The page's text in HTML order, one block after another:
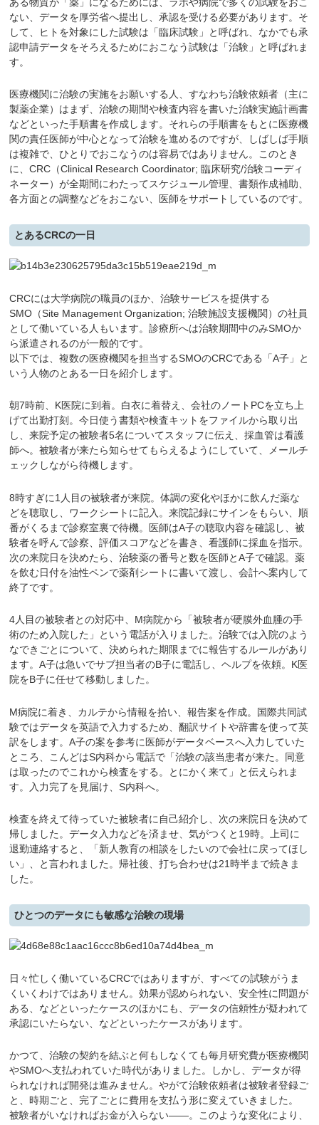
ない、データを厚労省へ提出し、承認を受ける必要があります。そ
して、ヒトを対象にした試験は「臨床試験」と呼ばれ、なかでも承
認申請データをそろえるためにおこなう試験は「治験」と呼ばれま
す。
医療機関に治験の実施をお願いする人、すなわち治験依頼者（主に
製薬企業）はまず、治験の期間や検査内容を書いた治験実施計画書
などといった手順書を作成します。それらの手順書をもとに医療機
関の責任医師が中心となって治験を進めるのですが、しばしば手順
は複雑で、ひとりでおこなうのは容易ではありません。このとき
に、CRC（Clinical Research Coordinator; 臨床研究/治験コーディ
ネーター）が全期間にわたってスケジュール管理、書類作成補助、
各方面との調整などをおこない、医師をサポートしているのです。
とあるCRCの一日
CRCには大学病院の職員のほか、治験サービスを提供する
SMO（Site Management Organization; 治験施設支援機関）の社員
として働いている人もいます。診療所へは治験期間中のみSMOか
ら派遣されるのが一般的です。
以下では、複数の医療機関を担当するSMOのCRCである「A子」と
いう人物のとある一日を紹介します。
朝7時前、K医院に到着。白衣に着替え、会社のノートPCを立ち上
げて出勤打刻。今日使う書類や検査キットをファイルから取り出
し、来院予定の被験者5名についてスタッフに伝え、採血管は看護
師へ。被験者が来たら知らせてもらえるようにしていて、メールチ
ェックしながら待機します。
8時すぎに1人目の被験者が来院。体調の変化やほかに飲んだ薬な
どを聴取し、ワークシートに記入。来院記録にサインをもらい、順
番がくるまで診察室裏で待機。医師はA子の聴取内容を確認し、被
験者を呼んで診察、評価スコアなどを書き、看護師に採血を指示。
次の来院日を決めたら、治験薬の番号と数を医師とA子で確認。薬
を飲む日付を油性ペンで薬剤シートに書いて渡し、会計へ案内して
終了です。
4人目の被験者との対応中、M病院から「被験者が硬膜外血腫の手
術のため入院した」という電話が入りました。治験では入院のよう
なできごとについて、決められた期限までに報告するルールがあり
ます。A子は急いでサブ担当者のB子に電話し、ヘルプを依頼。K医
院をB子に任せて移動しました。
M病院に着き、カルテから情報を拾い、報告案を作成。国際共同試
験ではデータを英語で入力するため、翻訳サイトや辞書を使って英
訳をします。A子の案を参考に医師がデータベースへ入力していた
ところ、こんどはS内科から電話で「治験の該当患者が来た。同意
は取ったのでこれから検査をする。とにかく来て」と伝えられま
す。入力完了を見届け、S内科へ。
検査を終えて待っていた被験者に自己紹介し、次の来院日を決めて
帰しました。データ入力などを済ませ、気がつくと19時。上司に
退勤連絡すると、「新人教育の相談をしたいので会社に戻ってほし
い」、と言われました。帰社後、打ち合わせは21時半まで続きま
した。
ひとつのデータにも敏感な治験の現場
日々忙しく働いているCRCではありますが、すべての試験がうま
くいくわけではありません。効果が認められない、安全性に問題が
ある、などといったケースのほかにも、データの信頼性が疑われて
承認にいたらない、などといったケースがあります。
かつて、治験の契約を結ぶと何もしなくても毎月研究費が医療機関
やSMOへ支払われていた時代がありました。しかし、データが得
られなければ開発は進みません。やがて治験依頼者は被験者登録ご
と、時期ごと、完了ごとに費用を支払う形に変えていきました。
被験者がいなければお金が入らない――。このような変化により、